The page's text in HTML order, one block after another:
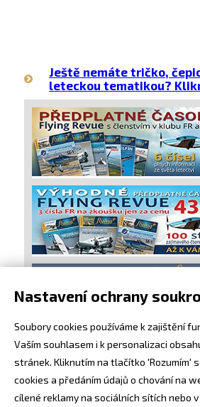
Ještě nemáte tričko,
leteckou tematikou?
Nastavení ochrany
Soubory cookies používáme k zajištění
Vaším souhlasem i k personalizaci
stránek. Kliknutím na tlačítko 'Rozumím'
cookies a předáním údajů o chování na
cílené reklamy na sociálních sítích nebo